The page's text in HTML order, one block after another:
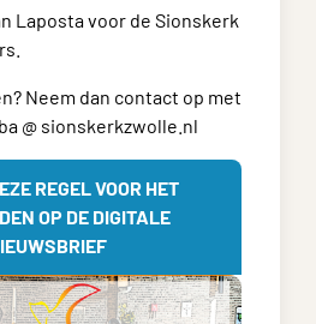
Laposta voor de Sionskerk
Neem dan contact op met
@ sionskerkzwolle.nl
REGEL VOOR HET
OP DE DIGITALE